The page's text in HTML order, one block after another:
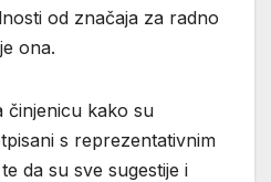
od značaja za radno
ona.
činjenicu kako su
s reprezentativnim
da su sve sugestije i